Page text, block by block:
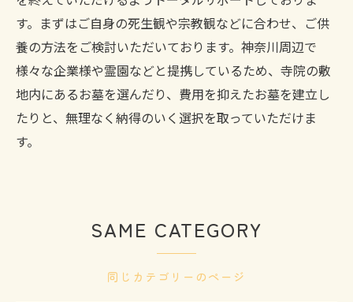
す。まずはご自身の死生観や宗教観などに合わせ、ご供
養の方法をご検討いただいております。神奈川周辺で
様々な企業様や霊園などと提携しているため、寺院の敷
地内にあるお墓を選んだり、費用を抑えたお墓を建立し
たりと、無理なく納得のいく選択を取っていただけま
す。
同じカテゴリーのページ
SAME CATEGORY